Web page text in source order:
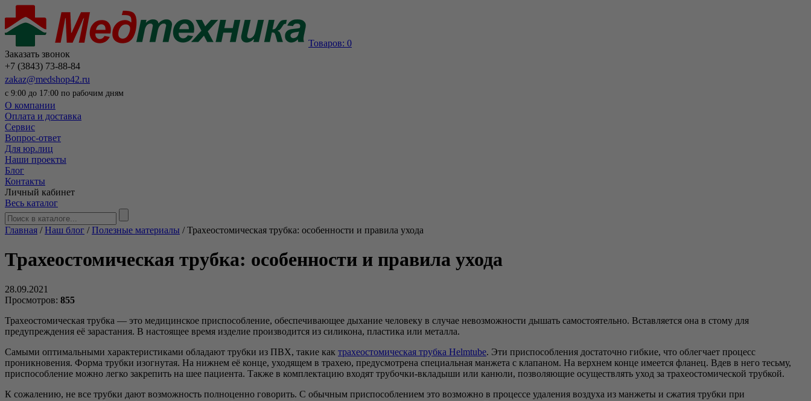
Товаров: 0
Заказать звонок
+7 (3843) 73-88-84
zakaz@medshop42.ru
с 9:00 до 17:00 по рабочим дням
О компании
Оплата и доставка
Сервис
Вопрос-ответ
Для юр.лиц
Наши проекты
Блог
Контакты
Личный кабинет
Весь каталог
Главная /Наш блог /Полезные материалы /Трахеостомическая трубка: особенности и правила ухода
Трахеостомическая трубка: особенности и правила ухода
28.09.2021
Просмотров: 855
Трахеостомическая трубка — это медицинское приспособление, обеспечивающее дыхание человеку в случае невозможности дышать самостоятельно. Вставляется она в стому для
предупреждения её зарастания. В настоящее время изделие производится из силикона, пластика или металла.
Самыми оптимальными характеристиками обладают трубки из ПВХ, такие как трахеостомическая трубка Helmtube. Эти приспособления достаточно гибкие, что облегчает процесс
проникновения. Форма трубки изогнутая. На нижнем её конце, уходящем в трахею, предусмотрена специальная манжета с клапаном. На верхнем конце имеется фланец. Вдев в него тесьму,
приспособление можно легко закрепить на шее пациента. Также в комплектацию входят трубочки-вкладыши или канюли, позволяющие осуществлять уход за трахеостомической трубкой.
К сожалению, не все трубки дают возможность полноценно говорить. С обычным приспособлением это возможно в процессе удаления воздуха из манжеты и сжатия трубки при